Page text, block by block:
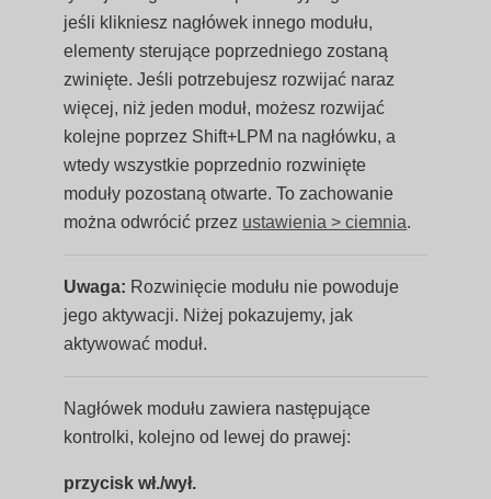
jeśli klikniesz nagłówek innego modułu,
elementy sterujące poprzedniego zostaną
zwinięte. Jeśli potrzebujesz rozwijać naraz
więcej, niż jeden moduł, możesz rozwijać
kolejne poprzez Shift+LPM na nagłówku, a
wtedy wszystkie poprzednio rozwinięte
moduły pozostaną otwarte. To zachowanie
można odwrócić przez ustawienia > ciemnia.
Uwaga: Rozwinięcie modułu nie powoduje
jego aktywacji. Niżej pokazujemy, jak
aktywować moduł.
Nagłówek modułu zawiera następujące
kontrolki, kolejno od lewej do prawej:
przycisk wł./wył.